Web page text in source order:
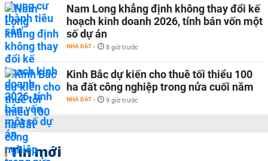
Nam Long khẳng định không thay đổi kế
hoạch kinh doanh 2026, tính bán vốn một
số dự án
NHÀ ĐẤT - 8 giờ trước
Kinh Bắc dự kiến cho thuê tối thiểu 100
ha đất công nghiệp trong nửa cuối năm
NHÀ ĐẤT - 9 giờ trước
Tin mới